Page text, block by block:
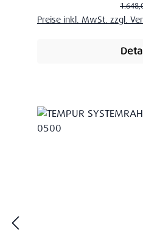
Preise inkl. MwSt. zzgl.